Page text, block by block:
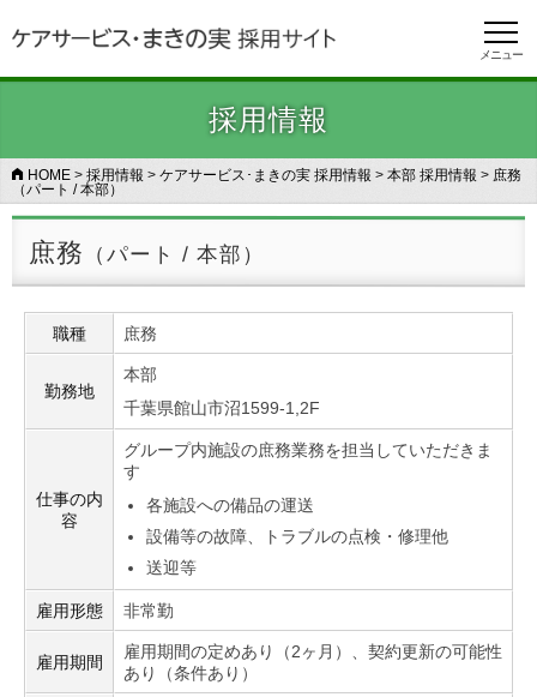
メニュー
採用情報
HOME > 採用情報 > ケアサービス･まきの実 採用情報 > 本部 採用情報 > 庶務
（パート / 本部）
庶務 （パート / 本部）
職種 庶務
勤務地
本部
千葉県館山市沼1599-1,2F
仕事の内
容
グループ内施設の庶務業務を担当していただきま
す
各施設への備品の運送
設備等の故障、トラブルの点検・修理他
送迎等
雇用形態 非常勤
雇用期間
雇用期間の定めあり（2ヶ月）、契約更新の可能性
あり（条件あり）